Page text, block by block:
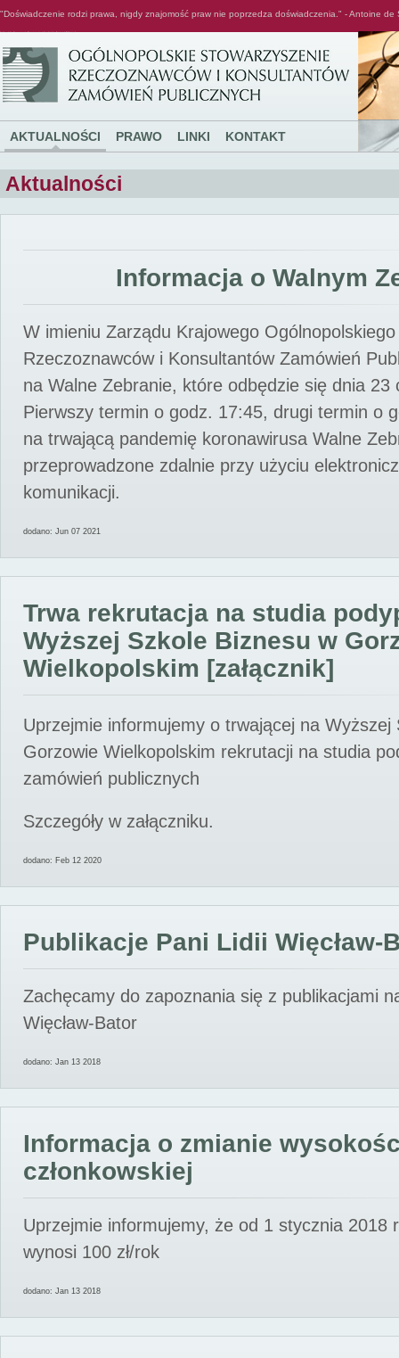
"Doświadczenie rodzi prawa, nigdy znajomość praw nie poprzedza doświadczenia." - Antoine de
AKTUALNOŚCI PRAWO LINKI KONTAKT
Aktualności
Informacja o Walnym
W imieniu Zarządu Krajowego
Rzeczoznawców i Konsultantów Zamówień
na Walne Zebranie, które odbędzie się dnia 23
Pierwszy termin o godz. 17:45, drugi termin o
na trwającą pandemię koronawirusa Walne
przeprowadzone zdalnie przy użyciu
komunikacji.
dodano: Jun 07 2021
Trwa rekrutacja na studia
Wyższej Szkole Biznesu w
Wielkopolskim [załącznik]
Uprzejmie informujemy o trwającej na Wyższej
Gorzowie Wielkopolskim rekrutacji na studia
zamówień publicznych
Szczegóły w załączniku.
dodano: Feb 12 2020
Publikacje Pani Lidii Więcław-
Zachęcamy do zapoznania się z publikacjami
Więcław-Bator
dodano: Jan 13 2018
Informacja o zmianie
członkowskiej
Uprzejmie informujemy, że od 1 stycznia 2018
wynosi 100 zł/rok
dodano: Jan 13 2018